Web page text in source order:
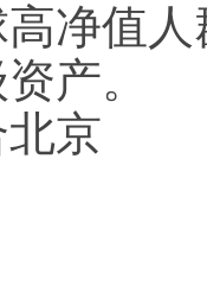
净值
产。
京